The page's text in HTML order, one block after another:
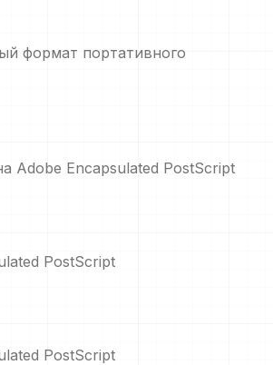
формат портативного
Adobe Encapsulated PostScript
PostScript
PostScript